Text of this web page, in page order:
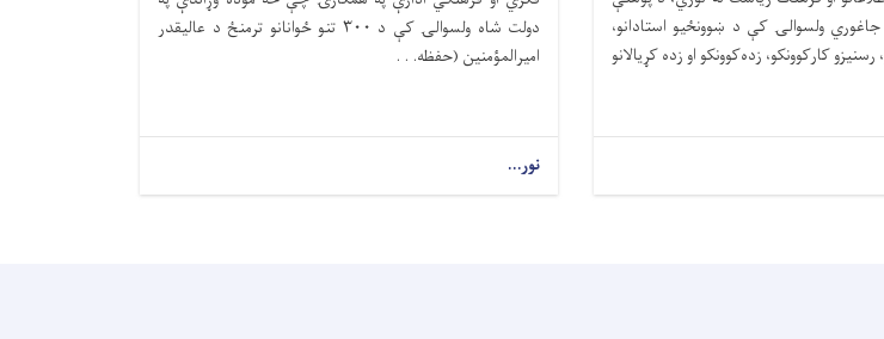
ولسوالۍ کې د ښوونځیو استادانو،
رسنیزو کارکوونکو، زده‌کوونکو او زده کړیالانو
دولت شاه ولسوالۍ کې د ۳۰۰ تنو ځوانانو ترمنځ د عالیقدر
امیرالمؤمنین (حفظه. . .
نور...